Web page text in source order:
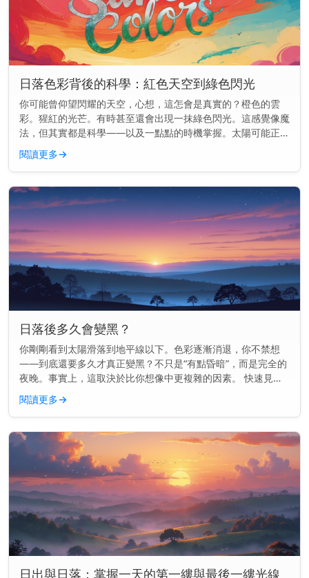
日落色彩背後的科學：紅色天空到綠色閃光
你可能曾仰望閃耀的天空，心想，這怎會是真實的？橙色的雲
彩。猩紅的光芒。有時甚至還會出現一抹綠色閃光。這感覺像魔
法，但其實都是科學——以及一點點的時機掌握。太陽可能正逐
漸落下，但物理學才剛剛開始。 快速見解： 日落時的顏色是因
為陽光穿過地球大...
閱讀更多→
日落後多久會變黑？
你剛剛看到太陽滑落到地平線以下。色彩逐漸消退，你不禁想
——到底還要多久才真正變黑？不只是“有點昏暗”，而是完全的
夜晚。事實上，這取決於比你想像中更複雜的因素。 快速見
解： 通常在日落後70到100分鐘內會變得完全黑暗，這取決於
你的地點和季節...
閱讀更多→
日出與日落：掌握一天的第一縷與最後一縷光線